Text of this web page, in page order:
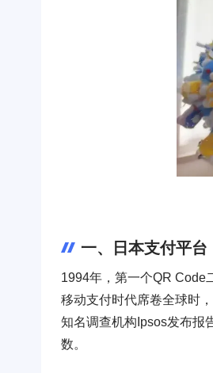
一、日本支付平
1994年，第一个QR Code
移动支付时代席卷全球时
知名调查机构Ipsos发布报
数。